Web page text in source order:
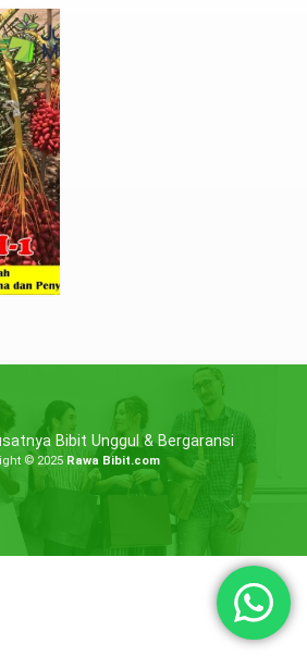
Bibit Unggul & Bergaransi
© 2025 Rawa Bibit.com